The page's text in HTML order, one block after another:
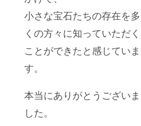
小さな宝石たちの存在を多
くの方々に知っていただく
ことができたと感じていま
す。
本当にありがとうございま
した。